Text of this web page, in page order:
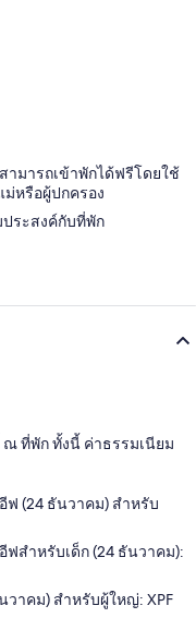
ามารถเข้าพักได้ฟรีโดยใช้
ม่หรือผู้ปกครอง
ประสงค์กับที่พัก
ที่พัก ทั้งนี้ ค่าธรรมเนียม
(24 ธันวาคม) สำหรับ
สำหรับเด็ก (24 ธันวาคม):
วาคม) สำหรับผู้ใหญ่: XPF